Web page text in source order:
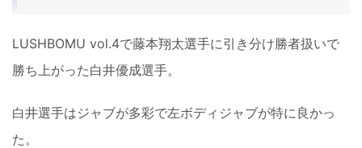
LUSHBOMU vol.4で藤本翔太選手に引き分け勝者扱いで
勝ち上がった白井優成選手。
白井選手はジャブが多彩で左ボディジャブが特に良かっ
た。